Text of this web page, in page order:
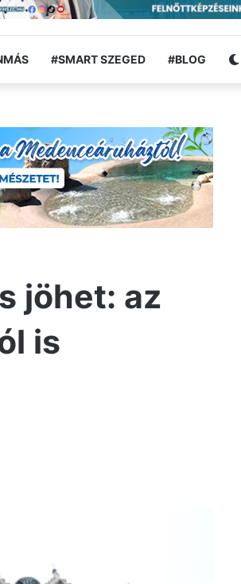
#SMART SZEGED #BLOG
jöhet: az
is